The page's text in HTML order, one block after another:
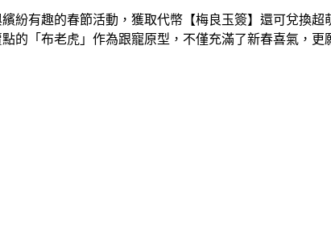
紛有趣的春節活動，獲取代幣【梅良玉簽】還可兌換
的「布老虎」作為跟寵原型，不僅充滿了新春喜氣，